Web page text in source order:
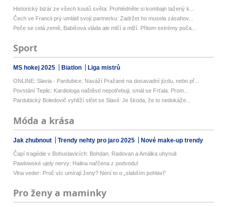
Historický bizár ze všech koutů světa: Prohlédněte si kombajn tažený k...
Čech ve Francii prý umlátil svojí partnerku: Zadržet ho musela zásahov...
Peče se celá země, Babišova vláda ale mlčí a mlží. Přitom extrémy poča...
Sport
MS hokej 2025 Biatlon Liga mistrů
ONLINE: Slavia - Pardubice. Naváží Pražané na dosavadní jízdu, nebo př...
Povstání Teplic: Kardiologa naštěstí nepotřebuji, smál se Frťala. Prom...
Pardubický Boledovič vyhlíží střet se Slavií: Je škoda, že to nedokáže...
Móda a krása
Jak zhubnout Trendy nehty pro jaro 2025 Nové make-up trendy
Čapí tragédie v Bohuslavicích: Bohdan, Radovan a Amálka uhynuli
Pawlowské ujely nervy: Halina nařčena z podvodu!
Vlna veder: Proč víc umírají ženy? Není to o „slabším pohlaví“
Pro ženy a maminky